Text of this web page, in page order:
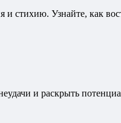
стихию. Узнайте, как
и раскрыть